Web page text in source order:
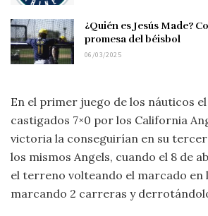
¿Quién es Jesús Made?
promesa del béisbol
06/03/2025
En el primer juego de los náuticos
castigados 7×0 por los California
victoria la conseguirían en su
los mismos Angels, cuando el 8 de
el terreno volteando el marcado en
marcando 2 carreras y